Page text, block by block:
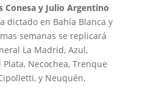
Conesa y Julio Argentino
dictado en Bahía Blanca y
semanas se replicará
La Madrid, Azul,
Necochea, Trenque
y Neuquén.